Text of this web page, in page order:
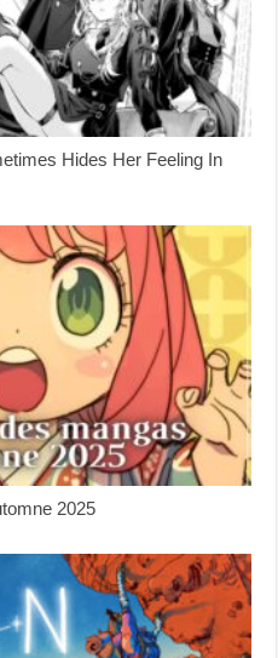
Hides Her Feeling In
2025